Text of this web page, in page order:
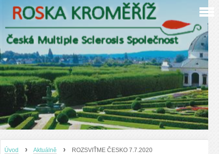
Úvod › Aktuálně › ROZSVIŤME ČESKO 7.7.2020